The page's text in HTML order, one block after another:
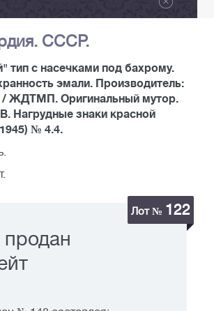
СССР.
тип с насечками под бахрому.
эмали. Производитель:
ЖДТМП. Оригинальный мутор.
Нагрудные знаки красной
№ 4.4.
Лот № 122